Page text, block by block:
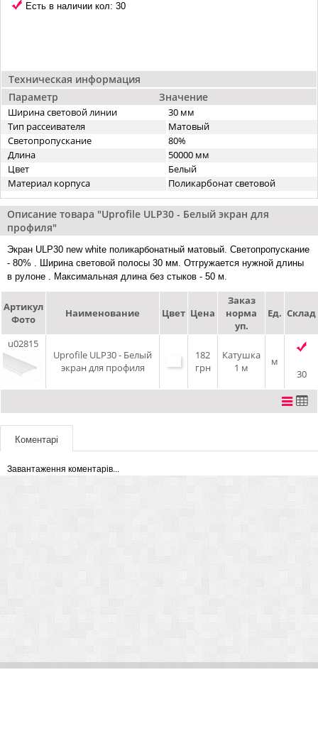
Техническая информация
Параметр
Значение
Ширина световой линии
30 мм
Тип рассеивателя
Матовый
Светопропускание
80%
Длина
50000 мм
Цвет
Белый
Материал корпуса
Поликарбонат световой
Есть в наличии кол: 30
Описание товара "Uprofile ULP30 - Белый экран для
профиля"
Экран ULP30 new white поликарбонатный матовый. Светопропускание
- 80% . Ширина световой полосы 30 мм. Отгружается нужной длины
в рулоне . Максимальная длина без стыков - 50 м.
Артикул
Фото
Наименование Цвет Цена
Заказ
норма
уп.
Ед. Склад
u02815
Uprofile ULP30 - Белый
экран для профиля
182
грн
Катушка
1 м
м
30
Коментарі
Завантаження коментарів...